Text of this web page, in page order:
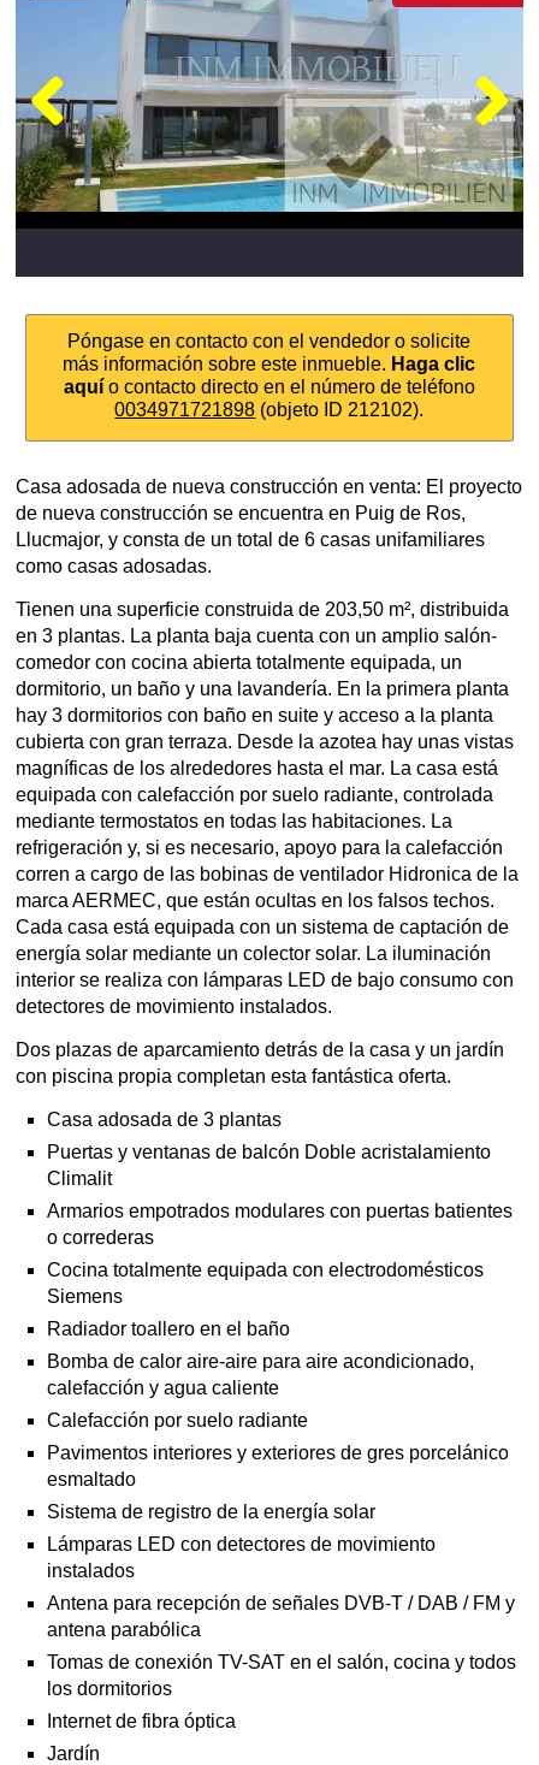
Póngase en contacto con el vendedor o solicite
más información sobre este inmueble. Haga clic
aquío contacto directo en el número de teléfono
0034971721898 (objeto ID 212102).
Casa adosada de nueva construcción en venta: El proyecto
de nueva construcción se encuentra en Puig de Ros,
Llucmajor, y consta de un total de 6 casas unifamiliares
como casas adosadas.
Tienen una superficie construida de 203,50 m², distribuida
en 3 plantas. La planta baja cuenta con un amplio salón-
comedor con cocina abierta totalmente equipada, un
dormitorio, un baño y una lavandería. En la primera planta
hay 3 dormitorios con baño en suite y acceso a la planta
cubierta con gran terraza. Desde la azotea hay unas vistas
magníficas de los alrededores hasta el mar. La casa está
equipada con calefacción por suelo radiante, controlada
mediante termostatos en todas las habitaciones. La
refrigeración y, si es necesario, apoyo para la calefacción
corren a cargo de las bobinas de ventilador Hidronica de la
marca AERMEC, que están ocultas en los falsos techos.
Cada casa está equipada con un sistema de captación de
energía solar mediante un colector solar. La iluminación
interior se realiza con lámparas LED de bajo consumo con
detectores de movimiento instalados.
Dos plazas de aparcamiento detrás de la casa y un jardín
con piscina propia completan esta fantástica oferta.
Casa adosada de 3 plantas
Puertas y ventanas de balcón Doble acristalamiento
Climalit
Armarios empotrados modulares con puertas batientes
o correderas
Cocina totalmente equipada con electrodomésticos
Siemens
Radiador toallero en el baño
Bomba de calor aire-aire para aire acondicionado,
calefacción y agua caliente
Calefacción por suelo radiante
Pavimentos interiores y exteriores de gres porcelánico
esmaltado
Sistema de registro de la energía solar
Lámparas LED con detectores de movimiento
instalados
Antena para recepción de señales DVB-T / DAB / FM y
antena parabólica
Tomas de conexión TV-SAT en el salón, cocina y todos
los dormitorios
Internet de fibra óptica
Jardín